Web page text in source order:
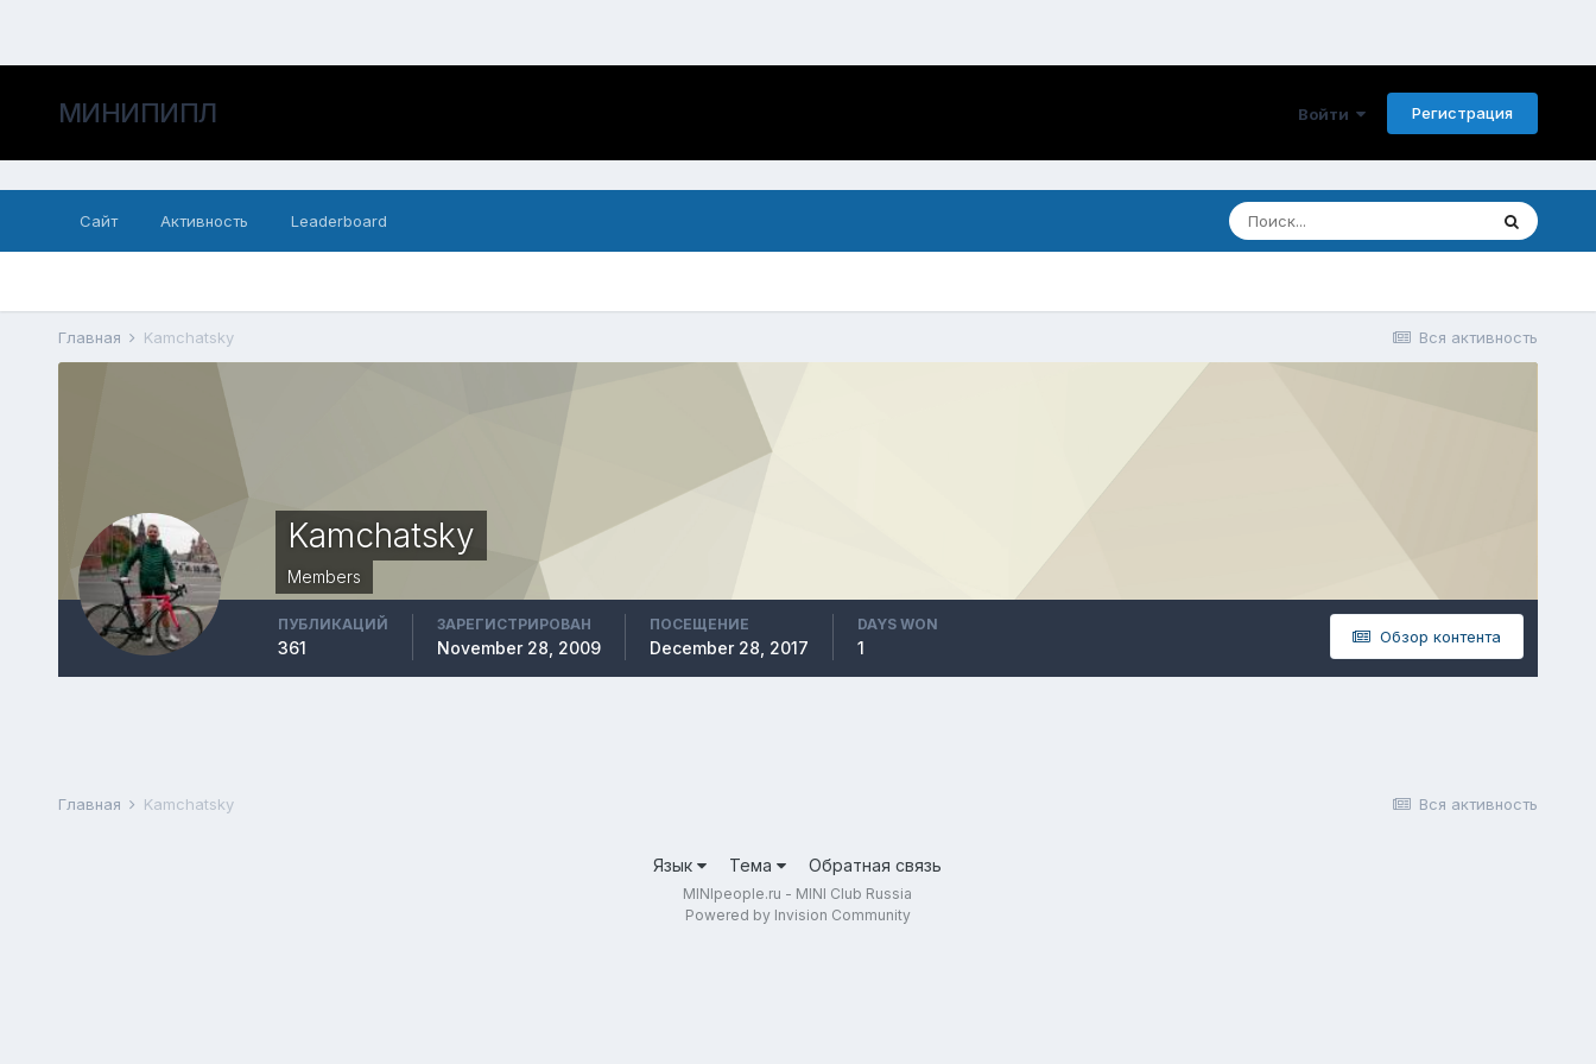
МИНИПИПЛ Войти Регистрация
Сайт Активность Leaderboard
Вся активность
Главная Kamchatsky
Kamchatsky
Members
Обзор контента
ПУБЛИКАЦИЙ
361
ЗАРЕГИСТРИРОВАН
November 28, 2009
ПОСЕЩЕНИЕ
December 28, 2017
DAYS WON
1
Вся активность
Главная Kamchatsky
Язык Тема Обратная связь
MINIpeople.ru - MINI Club Russia
Powered by Invision Community